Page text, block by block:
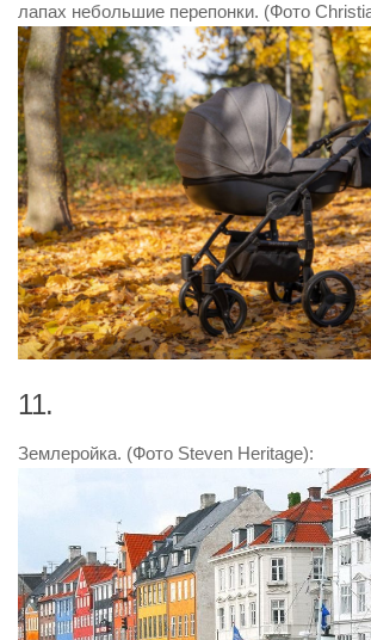
лапах небольшие перепонки. (Фото
11.
Землеройка. (Фото Steven Heritage):